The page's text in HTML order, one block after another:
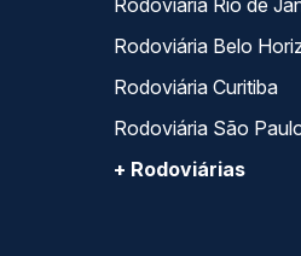
Rodoviária Rio de
Rodoviária Belo
Rodoviária Curitiba
Rodoviária São
+ Rodoviárias